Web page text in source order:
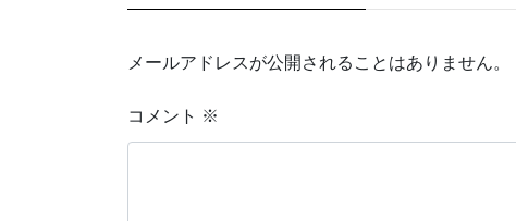
メールアドレスが公開されることはありません。
コメント ※